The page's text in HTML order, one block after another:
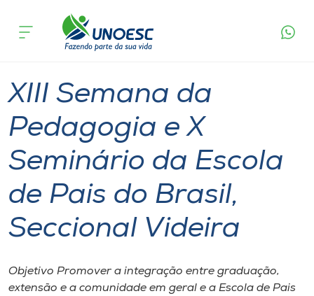
Cursos
Pesquisa
Atendimento ao Estudante
Portal de Ensino
acontece
XIII Semana da
Pedagogia e X
Seminário da Escola
de Pais do Brasil,
Seccional Videira
Objetivo Promover a integração entre graduação,
extensão e a comunidade em geral e a Escola de Pais